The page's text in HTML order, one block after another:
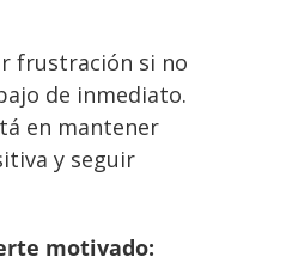
frustración si no
de inmediato.
en mantener
y seguir
motivado: